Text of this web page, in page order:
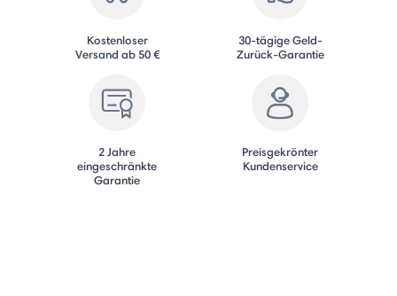
Kostenloser
Versand ab 50 €
30-tägige Geld-
Zurück-Garantie
2 Jahre
eingeschränkte
Garantie
Preisgekrönter
Kundenservice